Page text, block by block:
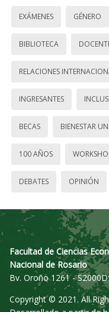
EXÁMENES GÉNERO
BIBLIOTECA
RELACIONES
INGRESANTES
BECAS BIENESTAR
100 AÑOS
DEBATES OPINIÓN
Facultad de Ciencias
Nacional de Rosario
Bv. Oroño 1261 -
Copyright © 2021. All